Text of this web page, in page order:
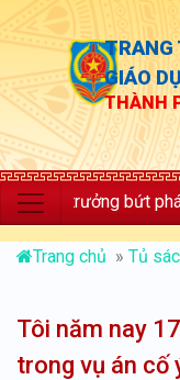
TRANG
GIÁO
THÀNH
trưởng bứt phá”
Trang chủ » Tủ
Tôi năm nay
trong vụ án cố